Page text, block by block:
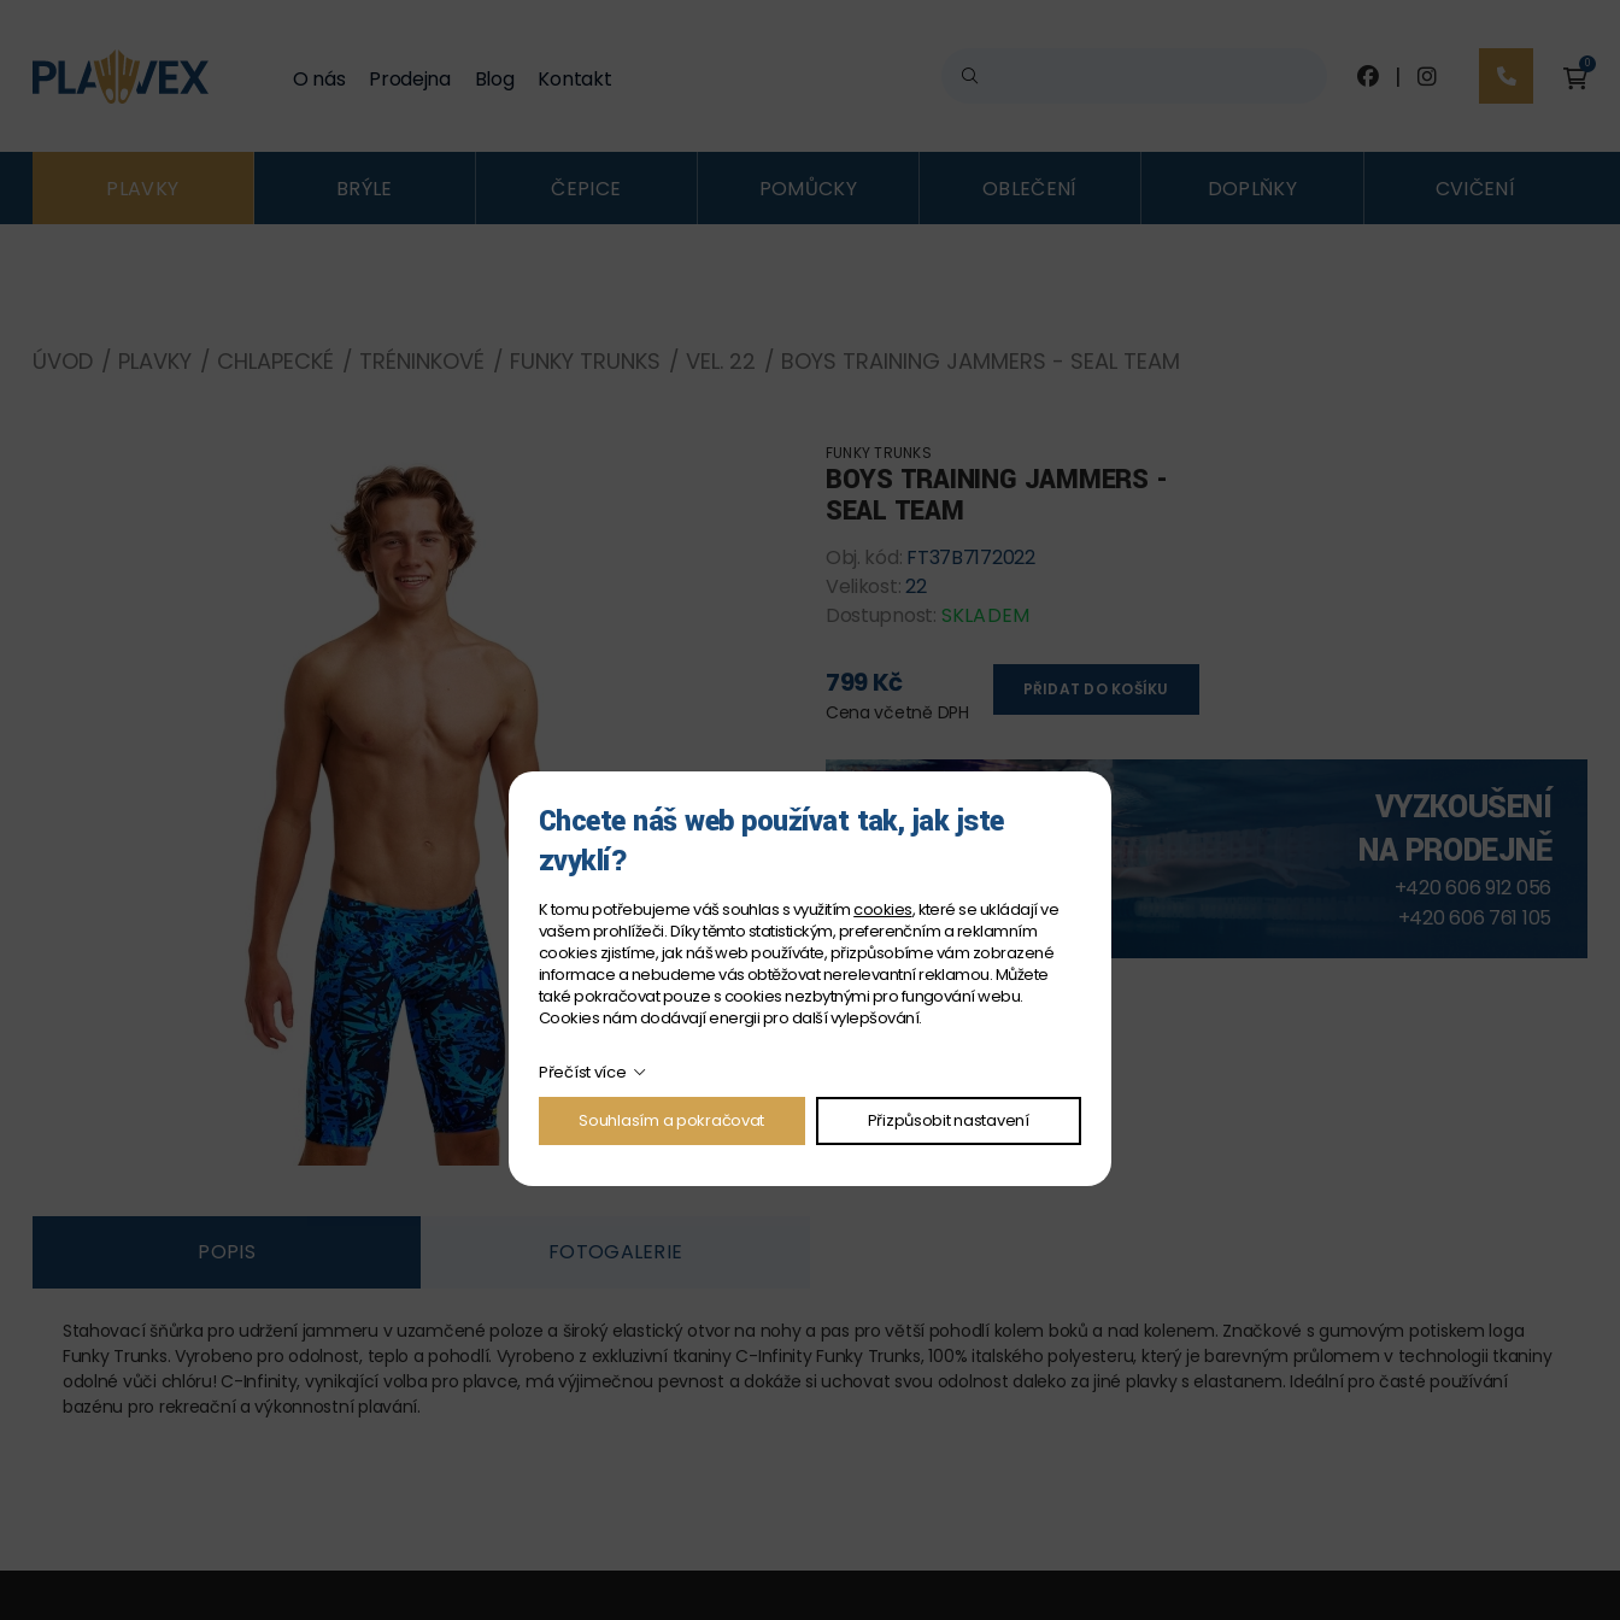
O nás Prodejna Blog Kontakt | 0
PLAVKY BRÝLE ČEPICE POMŮCKY OBLEČENÍ DOPLŇKY CVIČENÍ
ÚVOD / PLAVKY / CHLAPECKÉ / TRÉNINKOVÉ / FUNKY TRUNKS / VEL. 22 / BOYS TRAINING JAMMERS - SEAL TEAM
FUNKY TRUNKS
BOYS TRAINING JAMMERS -
SEAL TEAM
Obj. kód: FT37B7172022
Velikost: 22
Dostupnost: SKLADEM
799 Kč
Cena včetně DPH
PŘIDAT DO KOŠÍKU
VYZKOUŠENÍ
NA PRODEJNĚ
+420 606 912 056
+420 606 761 105
POPIS FOTOGALERIE
Stahovací šňůrka pro udržení jammeru v uzamčené poloze a široký elastický otvor na nohy a pas pro větší pohodlí kolem boků a nad kolenem. Značkové s gumovým potiskem loga
Funky Trunks. Vyrobeno pro odolnost, teplo a pohodlí. Vyrobeno z exkluzivní tkaniny C-Infinity Funky Trunks, 100% italského polyesteru, který je barevným průlomem v technologii tkaniny
odolné vůči chlóru! C-Infinity, vynikající volba pro plavce, má výjimečnou pevnost a dokáže si uchovat svou odolnost daleko za jiné plavky s elastanem. Ideální pro časté používání
bazénu pro rekreační a výkonnostní plavání.
Chcete náš web používat tak, jak jste
zvyklí?
K tomu potřebujeme váš souhlas s využitímcookies, které se ukládají ve
vašem prohlížeči. Díky těmto statistickým, preferenčním a reklamním
cookies zjistíme, jak náš web používáte, přizpůsobíme vám zobrazené
informace a nebudeme vás obtěžovat nerelevantní reklamou. Můžete
také pokračovat pouze s cookies nezbytnými pro fungování webu.
Cookies nám dodávají energii pro další vylepšování.
Přečíst více
Souhlasím a pokračovat Přizpůsobit nastavení